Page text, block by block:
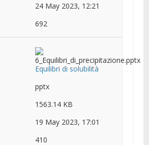
24 May 2023, 12:21
692
Equilibri di solubilità
pptx
1563.14 KB
19 May 2023, 17:01
410